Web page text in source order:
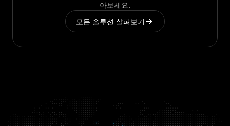
아보세요.
모든 솔루션 살펴보기